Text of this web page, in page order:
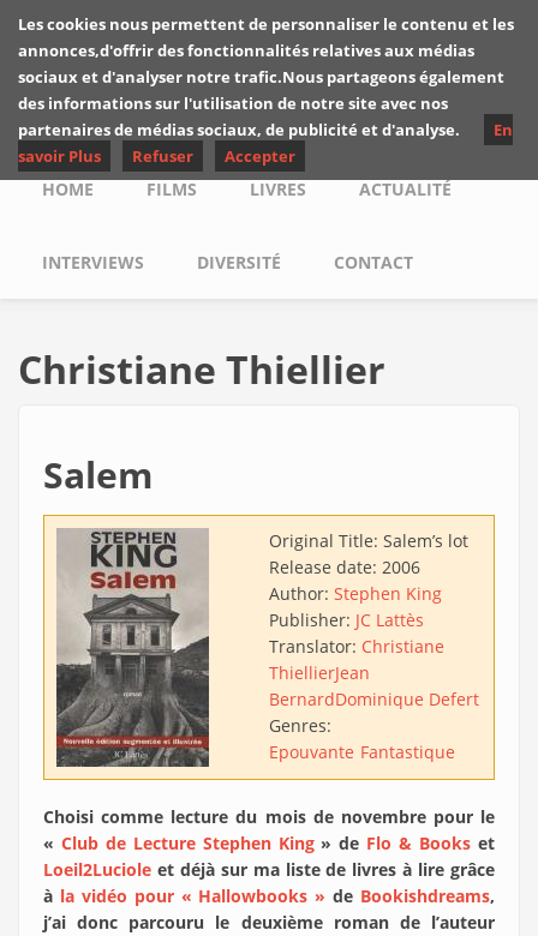
Skip to main content
Les critiques de
Yuyine
Main menu
HOME FILMS LIVRES ACTUALITÉ
INTERVIEWS DIVERSITÉ CONTACT
Christiane Thiellier
Salem
Original Title: Salem’s lot
Release date: 2006
Author: Stephen King
Publisher: JC Lattès
Translator: Christiane
ThiellierJean
BernardDominique Defert
Genres:
Epouvante Fantastique
Choisi comme lecture du mois de novembre pour le
« Club de Lecture Stephen King» de Flo & Books et
Loeil2Luciole et déjà sur ma liste de livres à lire grâce
à la vidéo pour « Hallowbooks » de Bookishdreams,
j’ai donc parcouru le deuxième roman de l’auteur
Les cookies nous permettent de personnaliser le contenu et les
annonces,d'offrir des fonctionnalités relatives aux médias
sociaux et d'analyser notre trafic.Nous partageons également
des informations sur l'utilisation de notre site avec nos
partenaires de médias sociaux, de publicité et d'analyse.
En
savoir Plus
Refuser Accepter